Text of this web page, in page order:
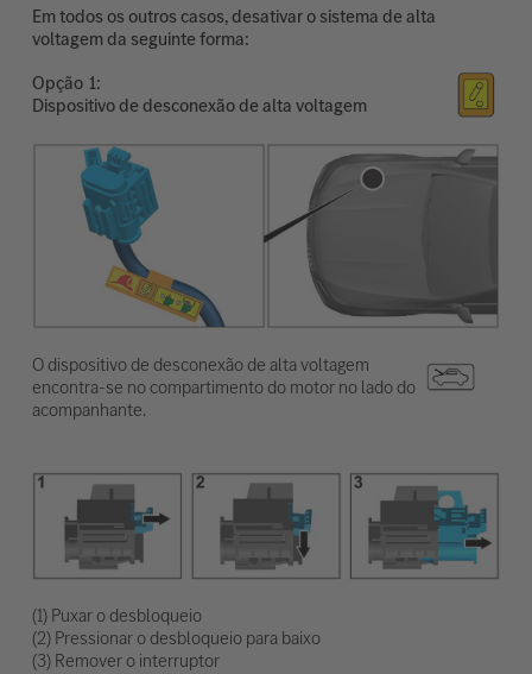
Em todos os outros casos, desativar o sistema de alta
voltagem da seguinte forma:
Opção
Dispositivo de desconexão de alta voltagem
O dispositivo de desconexão de alta voltagem
encontra-se no compartimento do motor no lado do
acompanhante.
(1) Puxar o desbloqueio
(2) Pressionar o desbloqueio para baixo
(3) Remover o interruptor